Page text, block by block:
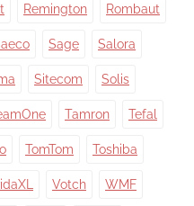
Remington Rombaut
Sage Salora
Sitecom Solis
Tamron Tefal
TomTom Toshiba
Votch WMF